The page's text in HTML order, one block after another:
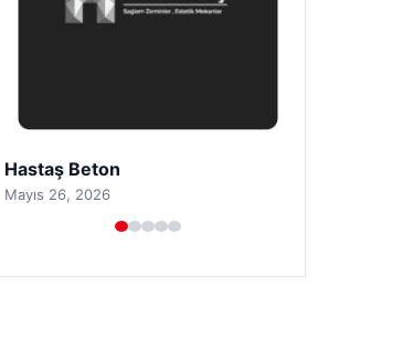
Enes Kaplan Avukatlık Bürosu
Nisan 28, 2026